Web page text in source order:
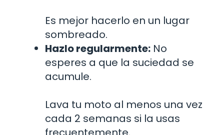
Es mejor hacerlo en un lugar
sombreado.
Hazlo regularmente: No
esperes a que la suciedad se
acumule.
Lava tu moto al menos una vez
cada 2 semanas si la usas